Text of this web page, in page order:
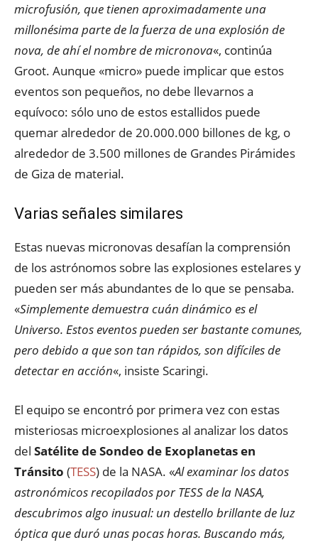
microfusión, que tienen aproximadamente una
millonésima parte de la fuerza de una explosión de
nova, de ahí el nombre de micronova«, continúa
Groot. Aunque «micro» puede implicar que estos
eventos son pequeños, no debe llevarnos a
equívoco: sólo uno de estos estallidos puede
quemar alrededor de 20.000.000 billones de kg, o
alrededor de 3.500 millones de Grandes Pirámides
de Giza de material.
Varias señales similares
Estas nuevas micronovas desafían la comprensión
de los astrónomos sobre las explosiones estelares y
pueden ser más abundantes de lo que se pensaba.
«Simplemente demuestra cuán dinámico es el
Universo. Estos eventos pueden ser bastante comunes,
pero debido a que son tan rápidos, son difíciles de
detectar en acción«, insiste Scaringi.
El equipo se encontró por primera vez con estas
misteriosas microexplosiones al analizar los datos
del Satélite de Sondeo de Exoplanetas en
Tránsito (TESS) de la NASA. «Al examinar los datos
astronómicos recopilados por TESS de la NASA,
descubrimos algo inusual: un destello brillante de luz
óptica que duró unas pocas horas. Buscando más,